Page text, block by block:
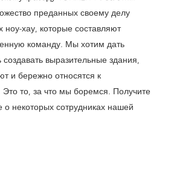
преданных своему делу
хау, которые составляют
команду. Мы хотим дать
выразительные здания,
и бережно относятся к
то, за что мы боремся. Получите
о некоторых сотрудниках нашей